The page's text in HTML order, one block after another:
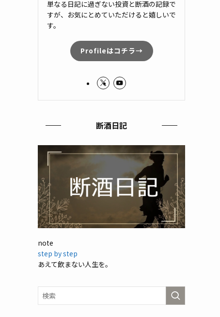
単なる日記に過ぎない投資と断酒の記録で
すが、お気にとめていただけると嬉しいで
す。
Profileはコチラ→
断酒日記
note
step by step
あえて飲まない人生を。